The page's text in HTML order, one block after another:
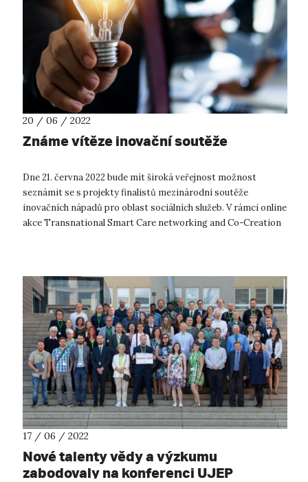
20 / 06 / 2022
Známe vítěze inovační soutěže
Dne 21. června 2022 bude mít široká veřejnost možnost
seznámit se s projekty finalistů mezinárodní soutěže
inovačních nápadů pro oblast sociálních služeb. V rámci online
akce Transnational Smart Care networking and Co-Creation
17 / 06 / 2022
Nové talenty vědy a výzkumu
zabodovaly na konferenci UJEP